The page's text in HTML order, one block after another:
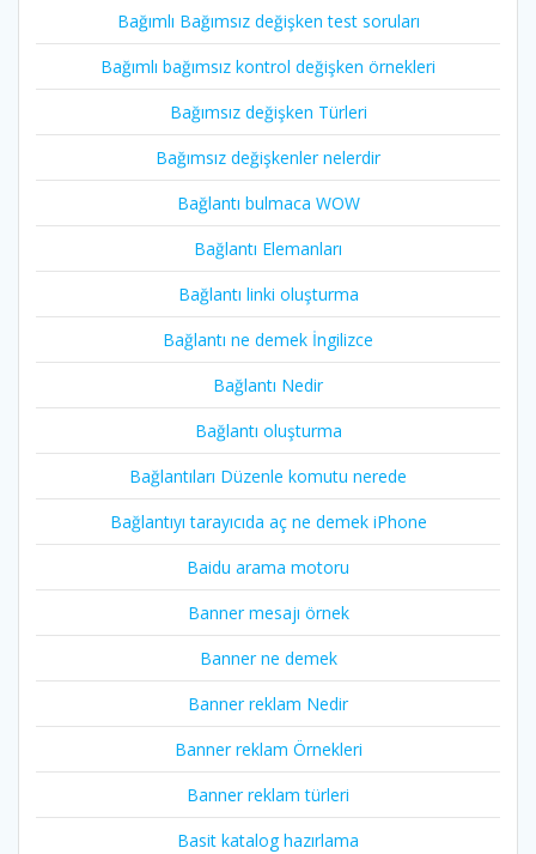
Bağımlı Bağımsız değişken test soruları
Bağımlı bağımsız kontrol değişken örnekleri
Bağımsız değişken Türleri
Bağımsız değişkenler nelerdir
Bağlantı bulmaca WOW
Bağlantı Elemanları
Bağlantı linki oluşturma
Bağlantı ne demek İngilizce
Bağlantı Nedir
Bağlantı oluşturma
Bağlantıları Düzenle komutu nerede
Bağlantıyı tarayıcıda aç ne demek iPhone
Baidu arama motoru
Banner mesajı örnek
Banner ne demek
Banner reklam Nedir
Banner reklam Örnekleri
Banner reklam türleri
Basit katalog hazırlama